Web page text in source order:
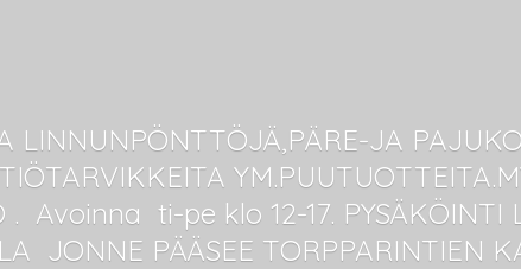
LINNUNPÖNTTÖJÄ,PÄRE-JA
. Avoinna ti-pe klo 12-17. PYSÄKÖINTI
JONNE PÄÄSEE TORPPARINTIEN